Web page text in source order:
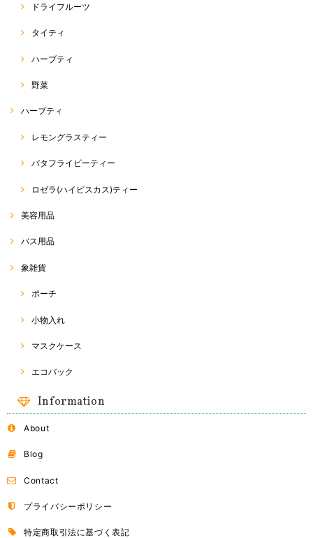
ドライフルーツ
タイティ
ハーブティ
野菜
ハーブティ
レモングラスティー
バタフライピーティー
ロゼラ(ハイビスカス)ティー
美容用品
バス用品
象雑貨
ポーチ
小物入れ
マスクケース
エコバック
Information
About
Blog
Contact
プライバシーポリシー
特定商取引法に基づく表記